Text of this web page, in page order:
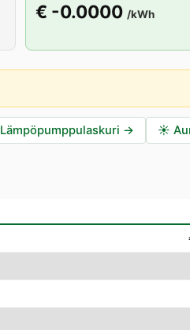
€ -0.0000 /kWh
Lämpöpumppulaskuri → ☀️